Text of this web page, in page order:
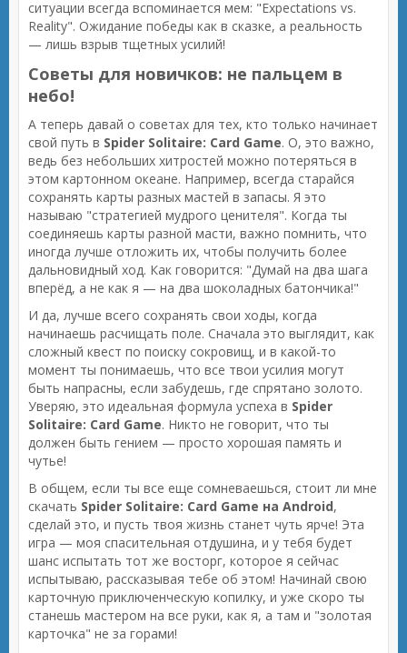
ситуации всегда вспоминается мем: "Expectations vs.
Reality". Ожидание победы как в сказке, а реальность
— лишь взрыв тщетных усилий!
Советы для новичков: не пальцем в
небо!
А теперь давай о советах для тех, кто только начинает
свой путь в Spider Solitaire: Card Game. О, это важно,
ведь без небольших хитростей можно потеряться в
этом картонном океане. Например, всегда старайся
сохранять карты разных мастей в запасы. Я это
называю "стратегией мудрого ценителя". Когда ты
соединяешь карты разной масти, важно помнить, что
иногда лучше отложить их, чтобы получить более
дальновидный ход. Как говорится: "Думай на два шага
вперёд, а не как я — на два шоколадных батончика!"
И да, лучше всего сохранять свои ходы, когда
начинаешь расчищать поле. Сначала это выглядит, как
сложный квест по поиску сокровищ, и в какой-то
момент ты понимаешь, что все твои усилия могут
быть напрасны, если забудешь, где спрятано золото.
Уверяю, это идеальная формула успеха в Spider
Solitaire: Card Game. Никто не говорит, что ты
должен быть гением — просто хорошая память и
чутье!
В общем, если ты все еще сомневаешься, стоит ли мне
скачать Spider Solitaire: Card Game на Android,
сделай это, и пусть твоя жизнь станет чуть ярче! Эта
игра — моя спасительная отдушина, и у тебя будет
шанс испытать тот же восторг, которое я сейчас
испытываю, рассказывая тебе об этом! Начинай свою
карточную приключенческую копилку, и уже скоро ты
станешь мастером на все руки, как я, а там и "золотая
карточка" не за горами!